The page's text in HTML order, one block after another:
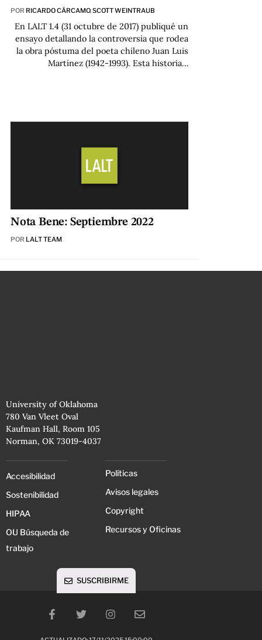
POR RICARDO CÁRCAMO,SCOTT WEINTRAUB
En LALT 1.4 (31 octubre de 2017) publiqué un
ensayo detallando la controversia que rodea
la obra póstuma del poeta chileno Juan Luis
Martínez (1942-1993). Esta historia…
Nota Bene: Septiembre 2022
POR LALT TEAM
University of Oklahoma
780 Van Vleet Oval
Kaufman Hall, Room 105
Norman, OK 73019-4037
Accesibilidad
Sostenibilidad
HIPAA
OU Búsqueda de
trabajo
Políticas
Avisos legales
Copyright
Recursos y Oficinas
SUSCRIBIRME